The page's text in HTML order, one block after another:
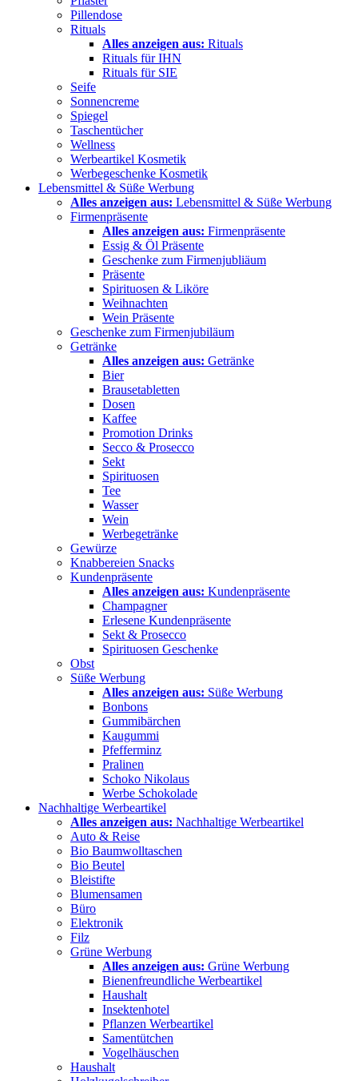
Pillendose
Rituals
Alles anzeigen aus: Rituals
Rituals für IHN
Rituals für SIE
Seife
Sonnencreme
Spiegel
Taschentücher
Wellness
Werbeartikel Kosmetik
Werbegeschenke Kosmetik
Lebensmittel & Süße Werbung
Alles anzeigen aus: Lebensmittel & Süße Werbung
Firmenpräsente
Alles anzeigen aus: Firmenpräsente
Essig & Öl Präsente
Geschenke zum Firmenjubliäum
Präsente
Spirituosen & Liköre
Weihnachten
Wein Präsente
Geschenke zum Firmenjubiläum
Getränke
Alles anzeigen aus: Getränke
Bier
Brausetabletten
Dosen
Kaffee
Promotion Drinks
Secco & Prosecco
Sekt
Spirituosen
Tee
Wasser
Wein
Werbegetränke
Gewürze
Knabbereien Snacks
Kundenpräsente
Alles anzeigen aus: Kundenpräsente
Champagner
Erlesene Kundenpräsente
Sekt & Prosecco
Spirituosen Geschenke
Obst
Süße Werbung
Alles anzeigen aus: Süße Werbung
Bonbons
Gummibärchen
Kaugummi
Pfefferminz
Pralinen
Schoko Nikolaus
Werbe Schokolade
Nachhaltige Werbeartikel
Alles anzeigen aus: Nachhaltige Werbeartikel
Auto & Reise
Bio Baumwolltaschen
Bio Beutel
Bleistifte
Blumensamen
Büro
Elektronik
Filz
Grüne Werbung
Alles anzeigen aus: Grüne Werbung
Bienenfreundliche Werbeartikel
Haushalt
Insektenhotel
Pflanzen Werbeartikel
Samentütchen
Vogelhäuschen
Haushalt